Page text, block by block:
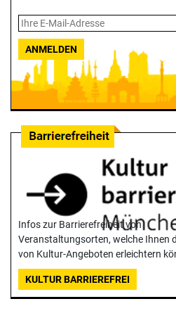
ANMELDEN
Infos zur Barrierefreiheit von
Veranstaltungsorten, welche Ihnen
von Kultur-Angeboten erleichtern
KULTUR BARRIEREFREI